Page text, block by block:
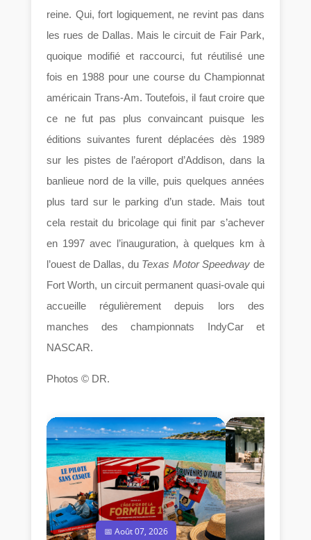
reine. Qui, fort logiquement, ne revint pas dans
les rues de Dallas. Mais le circuit de Fair Park,
quoique modifié et raccourci, fut réutilisé une
fois en 1988 pour une course du Championnat
américain Trans-Am. Toutefois, il faut croire que
ce ne fut pas plus convaincant puisque les
éditions suivantes furent déplacées dès 1989
sur les pistes de l’aéroport d’Addison, dans la
banlieue nord de la ville, puis quelques années
plus tard sur le parking d’un stade. Mais tout
cela restait du bricolage qui finit par s’achever
en 1997 avec l’inauguration, à quelques km à
l’ouest de Dallas, du Texas Motor Speedway de
Fort Worth, un circuit permanent quasi-ovale qui
accueille régulièrement depuis lors des
manches des championnats IndyCar et
NASCAR.
Photos © DR.
📅 Août 07, 2026